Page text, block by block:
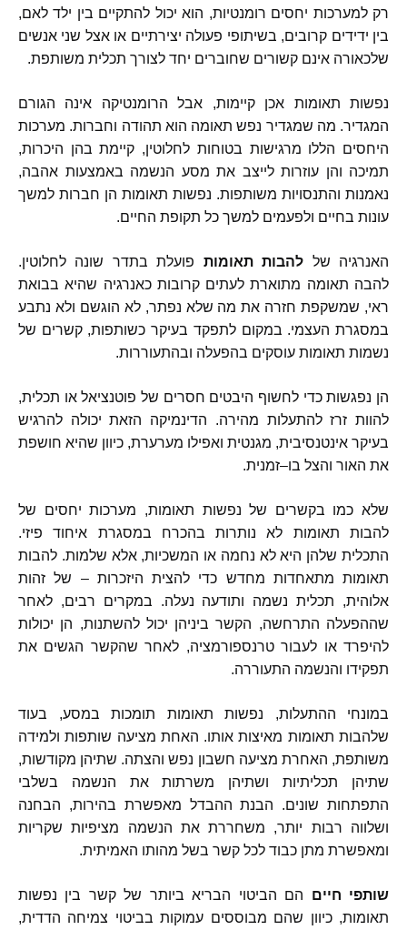
רק למערכות יחסים רומנטיות, הוא יכול להתקיים בין ילד לאם,
בין ידידים קרובים, בשיתופי פעולה יצירתיים או אצל שני אנשים
שלכאורה אינם קשורים שחוברים יחד לצורך תכלית משותפת.
נפשות תאומות אכן קיימות, אבל הרומנטיקה אינה הגורם
המגדיר. מה שמגדיר נפש תאומה הוא תהודה וחברות. מערכות
היחסים הללו מרגישות בטוחות לחלוטין, קיימת בהן היכרות,
תמיכה והן עוזרות לייצב את מסע הנשמה באמצעות אהבה,
נאמנות והתנסויות משותפות. נפשות תאומות הן חברות למשך
עונות בחיים ולפעמים למשך כל תקופת החיים.
האנרגיה של להבות תאומות פועלת בתדר שונה לחלוטין.
להבה תאומה מתוארת לעתים קרובות כאנרגיה שהיא בבואת
ראי, שמשקפת חזרה את מה שלא נפתר,לא הוגשם ולא נתבע
במסגרת העצמי. במקום לתפקד בעיקר כשותפות,קשרים של
נשמות תאומות עוסקים בהפעלה ובהתעוררות.
הן נפגשות כדי לחשוף היבטים חסרים של פוטנציאל או תכלית,
להוות זרז להתעלות מהירה. הדינמיקה הזאת יכולה להרגיש
בעיקר אינטנסיבית, מגנטית ואפילו מערערת, כיוון שהיא חושפת
את האור והצל בו–זמנית.
שלא כמו בקשרים של נפשות תאומות, מערכות יחסים של
להבות תאומות לא נותרות בהכרח במסגרת איחוד פיזי.
התכלית שלהן היא לא נחמה או המשכיות,אלא שלמות. להבות
תאומות מתאחדות מחדש כדי להצית היזכרות – של זהות
אלוהית, תכלית נשמה ותודעה נעלה. במקרים רבים, לאחר
שההפעלה התרחשה, הקשר ביניהן יכול להשתנות, הן יכולות
להיפרד או לעבור טרנספורמציה, לאחר שהקשר הגשים את
תפקידו והנשמה התעוררה.
במונחי ההתעלות, נפשות תאומות תומכות במסע, בעוד
שלהבות תאומות מאיצות אותו. האחת מציעה שותפות ולמידה
משותפת, האחרת מציעה חשבון נפש והצתה. שתיהן מקודשות,
שתיהן תכליתיות ושתיהן משרתות את הנשמה בשלבי
התפתחות שונים. הבנת ההבדל מאפשרת בהירות, הבחנה
ושלווה רבות יותר, משחררת את הנשמה מציפיות שקריות
ומאפשרת מתן כבוד לכל קשר בשל מהותו האמיתית.
שותפי חיים הם הביטוי הבריא ביותר של קשר בין נפשות
תאומות,כיוון שהם מבוססים עמוקות בביטוי צמיחה הדדית,